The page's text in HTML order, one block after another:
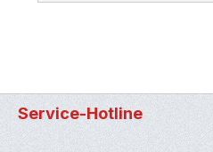
Service-Hotline